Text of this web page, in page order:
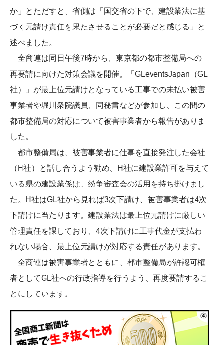
か」とただすと、省側は「国交省の下で、建設業法に基
づく元請け責任を果たさせることが必要だと感じる」と
述べました。
全商連は同日午後7時から、東京都の都市整備局への
再要請に向けた対策会議を開催。「GLeventsJapan（GL
社）」が最上位元請けとなっている工事での未払い被害
事業者や堀川衆院議員、同秘書などが参加し、この間の
都市整備局の対応について被害事業者から報告がありま
した。
都市整備局は、被害事業者に仕事を直接発注した会社
（H社）と話し合うよう勧め、H社に建設業許可を与えて
いる県の建設業係は、紛争審査会の活用を持ち掛けまし
た。H社はGL社から見れば3次下請け、被害事業者は4次
下請けに当たります。建設業法は最上位元請けに厳しい
管理責任を課しており、4次下請けに工事代金が支払わ
れない場合、最上位元請けが対応する責任があります。
全商連は被害事業者とともに、都市整備局が許認可権
者としてGL社への行政指導を行うよう、再度要請するこ
とにしています。